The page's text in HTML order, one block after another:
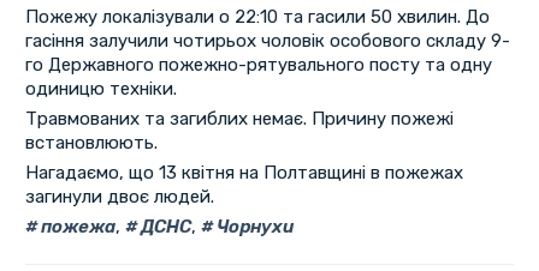
Пожежу локалізували о 22:10 та гасили 50 хвилин. До
гасіння залучили чотирьох чоловік особового складу 9-
го Державного пожежно-рятувального посту та одну
одиницю техніки.
Травмованих та загиблих немає. Причину пожежі
встановлюють.
Нагадаємо, що 13 квітня на Полтавщині в пожежах
загинули двоє людей.
пожежа, ДСНС, Чорнухи